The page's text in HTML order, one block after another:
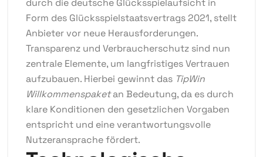
durch die deutsche Glücksspielaufsicht in
Form des Glücksspielstaatsvertrags 2021, stellt
Anbieter vor neue Herausforderungen.
Transparenz und Verbraucherschutz sind nun
zentrale Elemente, um langfristiges Vertrauen
aufzubauen. Hierbei gewinnt das TipWin
Willkommenspaketan Bedeutung, da es durch
klare Konditionen den gesetzlichen Vorgaben
entspricht und eine verantwortungsvolle
Nutzeransprache fördert.